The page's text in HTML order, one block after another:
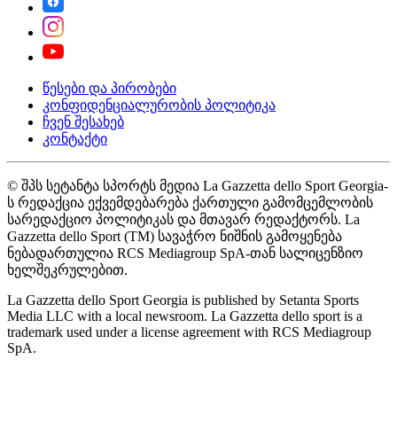
წესები და პირობები
კონფიდენციალურობის პოლიტიკა
ჩვენ შესახებ
კონტაქტი
© შპს სეტანტა სპორტს მედია La Gazzetta dello Sport Georgia-
ს რედაქცია ექვემდებარება ქართული გამომცემლობის
სარედაქციო პოლიტიკას და მთავარ რედაქტორს. La
Gazzetta dello Sport (TM) სავაჭრო ნიშნის გამოყენება
ნებადართულია RCS Mediagroup SpA-თან სალიცენზიო
ხელშეკრულებით.
La Gazzetta dello Sport Georgia is published by Setanta Sports
Media LLC with a local newsroom. La Gazzetta dello sport is a
trademark used under a license agreement with RCS Mediagroup
SpA.